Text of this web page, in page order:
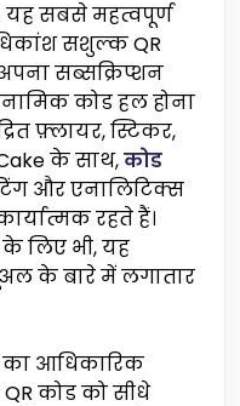
यह सबसे महत्वपूर्ण
सशुल्क QR
सब्सक्रिप्शन
कोड हल होना
फ़्लायर, स्टिकर,
के साथ,कोड
और एनालिटिक्स
रहते हैं।
के लिए भी, यह
के बारे में लगातार
का आधिकारिक
कोड को सीधे